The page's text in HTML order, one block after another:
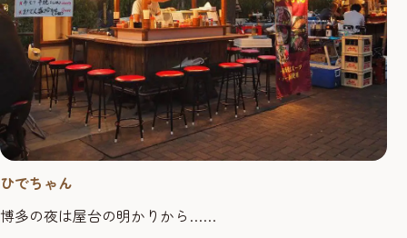
ひでちゃん
博多の夜は屋台の明かりから……